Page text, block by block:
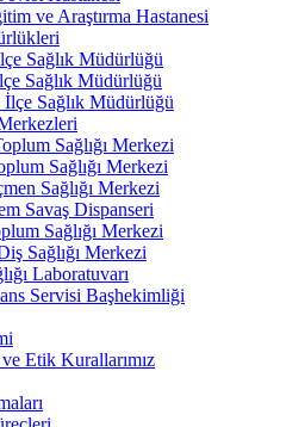
ve Araştırma Hastanesi
Sağlık Müdürlüğü
Sağlık Müdürlüğü
Sağlık Müdürlüğü
Sağlığı Merkezi
Sağlığı Merkezi
Sağlığı Merkezi
Savaş Dispanseri
Sağlığı Merkezi
Sağlığı Merkezi
Laboratuvarı
Servisi Başhekimliği
Etik Kurallarımız